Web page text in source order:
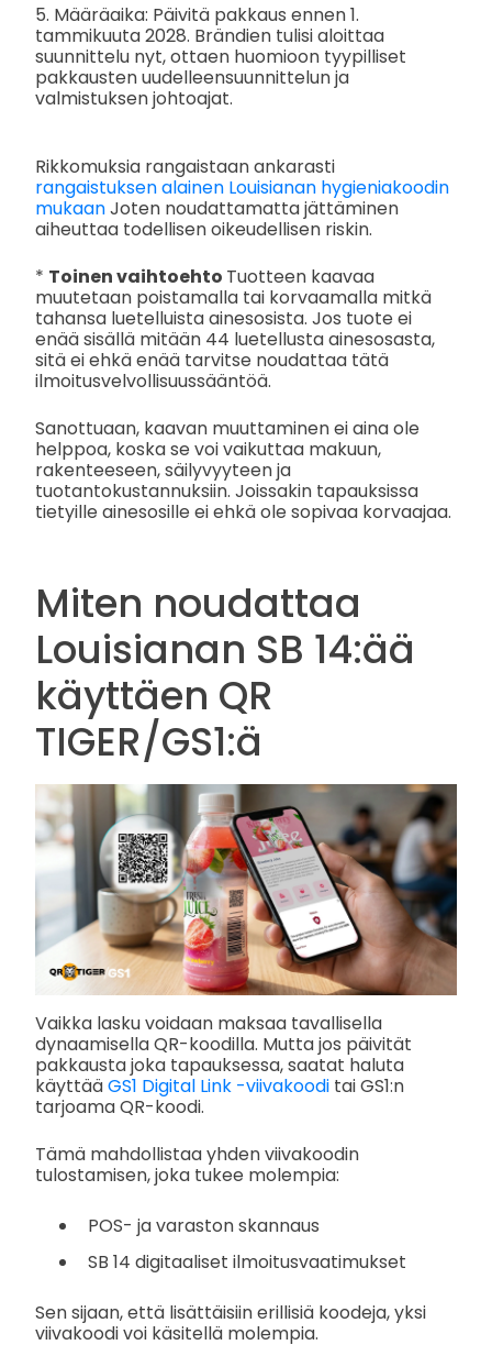
5. Määräaika: Päivitä pakkaus ennen 1.
tammikuuta 2028. Brändien tulisi aloittaa
suunnittelu nyt, ottaen huomioon tyypilliset
pakkausten uudelleensuunnittelun ja
valmistuksen johtoajat.
Rikkomuksia rangaistaan ankarasti
rangaistuksen alainen Louisianan hygieniakoodin
mukaanJoten noudattamatta jättäminen
aiheuttaa todellisen oikeudellisen riskin.
* Toinen vaihtoehto Tuotteen kaavaa
muutetaan poistamalla tai korvaamalla mitkä
tahansa luetelluista ainesosista. Jos tuote ei
enää sisällä mitään 44 luetellusta ainesosasta,
sitä ei ehkä enää tarvitse noudattaa tätä
ilmoitusvelvollisuussääntöä.
Sanottuaan, kaavan muuttaminen ei aina ole
helppoa, koska se voi vaikuttaa makuun,
rakenteeseen, säilyvyyteen ja
tuotantokustannuksiin. Joissakin tapauksissa
tietyille ainesosille ei ehkä ole sopivaa korvaajaa.
Miten noudattaa
Louisianan SB 14:ää
käyttäen QR
TIGER/GS1:ä
Vaikka lasku voidaan maksaa tavallisella
dynaamisella QR-koodilla. Mutta jos päivität
pakkausta joka tapauksessa, saatat haluta
käyttääGS1 Digital Link -viivakoodi tai GS1:n
tarjoama QR-koodi.
Tämä mahdollistaa yhden viivakoodin
tulostamisen, joka tukee molempia:
POS- ja varaston skannaus
SB 14 digitaaliset ilmoitusvaatimukset
Sen sijaan, että lisättäisiin erillisiä koodeja, yksi
viivakoodi voi käsitellä molempia.